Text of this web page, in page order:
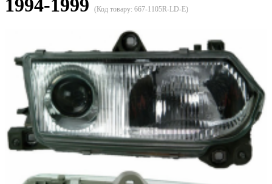
1994-1999
(Код товару: 667-1105R-LD-E)